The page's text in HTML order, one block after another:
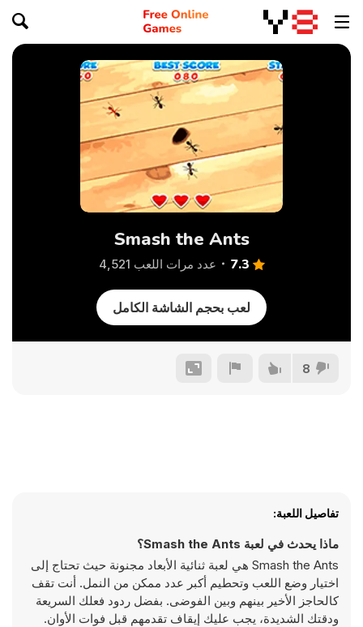
Smash the Ants
7.3 عدد مرات اللعب 4,521
لعب بحجم الشاشة الكامل
8
تفاصيل اللعبة:
ماذا يحدث في لعبة Smash the Ants؟
Smash the Ants هي لعبة ثنائية الأبعاد مجنونة حيث تحتاج إلى
اختيار وضع اللعب وتحطيم أكبر عدد ممكن من النمل. أنت تقف
كالحاجز الأخير بينهم وبين الفوضى. بفضل ردود فعلك السريعة
ودقتك الشديدة، يجب عليك إيقاف تقدمهم قبل فوات الأوان.